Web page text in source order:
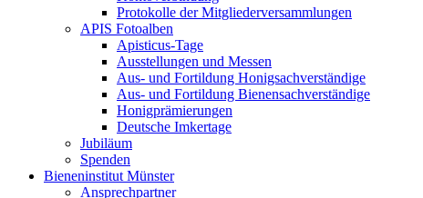
Protokolle der Mitgliederversammlungen
APIS Fotoalben
Apisticus-Tage
Ausstellungen und Messen
Aus- und Fortildung Honigsachverständige
Aus- und Fortildung Bienensachverständige
Honigprämierungen
Deutsche Imkertage
Jubiläum
Spenden
Bieneninstitut Münster
Ansprechpartner